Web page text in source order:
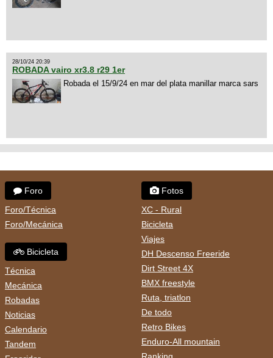
28/10/24 20:39
ROBADA vairo xr3.8 r29 1er
Robada el 15/9/24 en mar del plata manillar marca sars
Foro
Foro/Técnica
Foro/Mecánica
Bicicleta
Técnica
Mecánica
Robadas
Noticias
Calendario
Tandem
Fotos
XC - Rural
Bicicleta
Viajes
DH Descenso Freeride
Dirt Street 4X
BMX freestyle
Ruta, triatlon
De todo
Retro Bikes
Enduro-All mountain
Ranking